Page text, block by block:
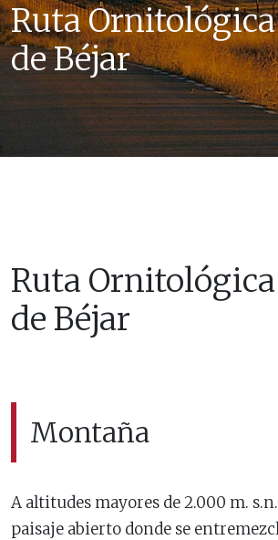
Ruta
de Béjar
Ruta
de Béjar
Montaña
A altitudes mayores de 2.000 m.
paisaje abierto donde se